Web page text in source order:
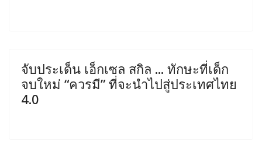
จับประเด็น เอ็กเซล สกิล ... ทักษะที่เด็ก
จบใหม่ “ควรมี” ที่จะนำไปสู่ประเทศไทย
4.0